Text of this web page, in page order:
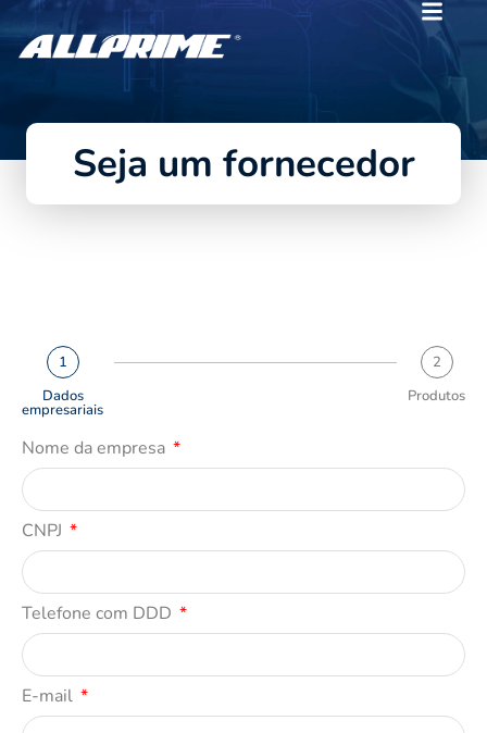
Seja um fornecedor
1
Dados
empresariais
2
Produtos
Nome da empresa
CNPJ
Telefone com DDD
E-mail